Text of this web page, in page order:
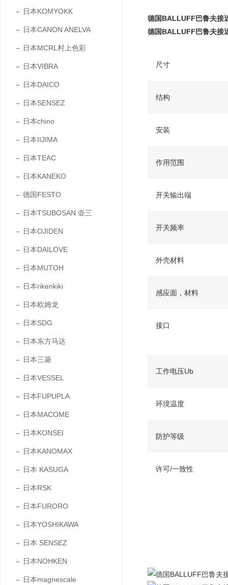
日本KOMYOKK
日本CANON ANELVA
日本MCRL村上色彩
日本VIBRA
日本DAICO
日本SENSEZ
日本chino
日本IIJIMA
日本TEAC
日本KANEKO
德国FESTO
日本TSUBOSAN 壶三
日本OJIDEN
日本DAILOVE
日本MUTOH
日本rikenkiki
日本欧姆龙
日本SDG
日本东方马达
日本三菱
日本VESSEL
日本FUPUPLA
日本MACOME
日本KONSEI
日本KANOMAX
日本 KASUGA
日本RSK
日本FURORO
日本YOSHIKAWA
日本 SENSEZ
日本NOHKEN
日本magnescale
德国BALLUFF巴鲁夫接
德国BALLUFF巴鲁夫接
尺寸
结构
安装
作用范围
开关输出端
开关频率
外壳材料
感应面，材料
接口
工作电压Ub
环境温度
防护等级
许可/一致性